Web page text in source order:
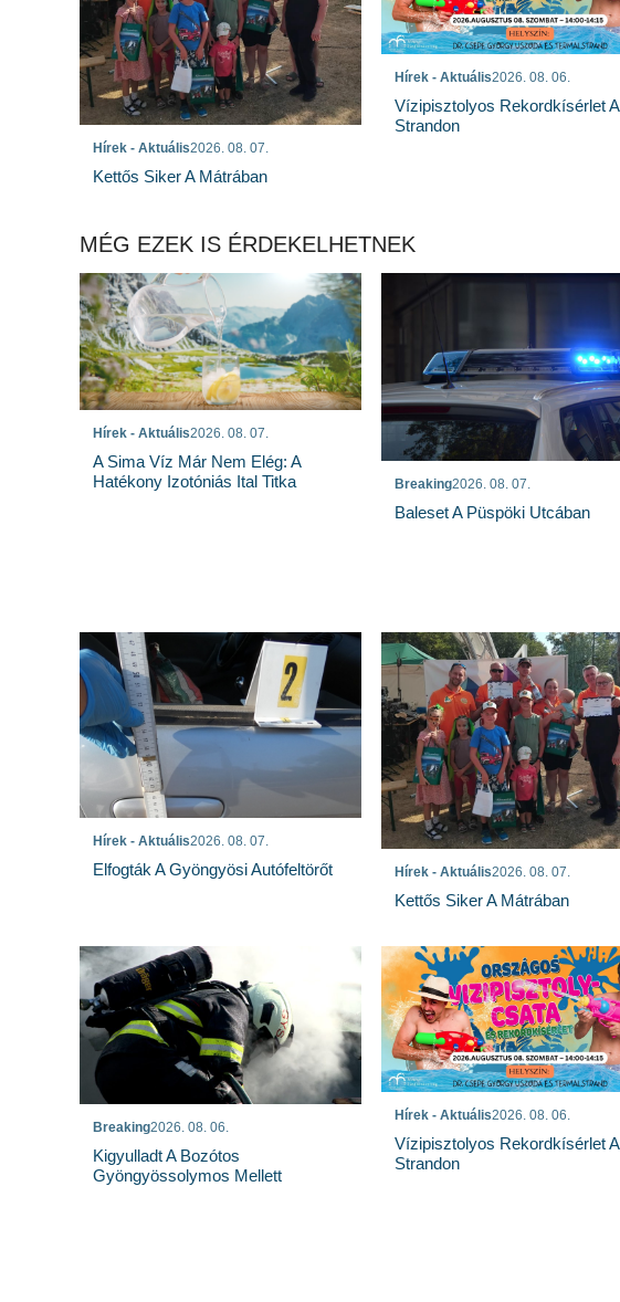
Hírek - Aktuális2026. 08. 07.
Kettős Siker A Mátrában
Hírek - Aktuális2026. 08. 06.
Vízipisztolyos Rekordkísérlet A
Strandon
MÉG EZEK IS ÉRDEKELHETNEK
Hírek - Aktuális2026. 08. 07.
A Sima Víz Már Nem Elég: A
Hatékony Izotóniás Ital Titka
Breaking2026. 08. 07.
Baleset A Püspöki Utcában
Hírek - Aktuális2026. 08. 07.
Elfogták A Gyöngyösi Autófeltörőt Hírek - Aktuális2026. 08. 07.
Kettős Siker A Mátrában
Breaking2026. 08. 06.
Kigyulladt A Bozótos
Gyöngyössolymos Mellett
Hírek - Aktuális2026. 08. 06.
Vízipisztolyos Rekordkísérlet A
Strandon